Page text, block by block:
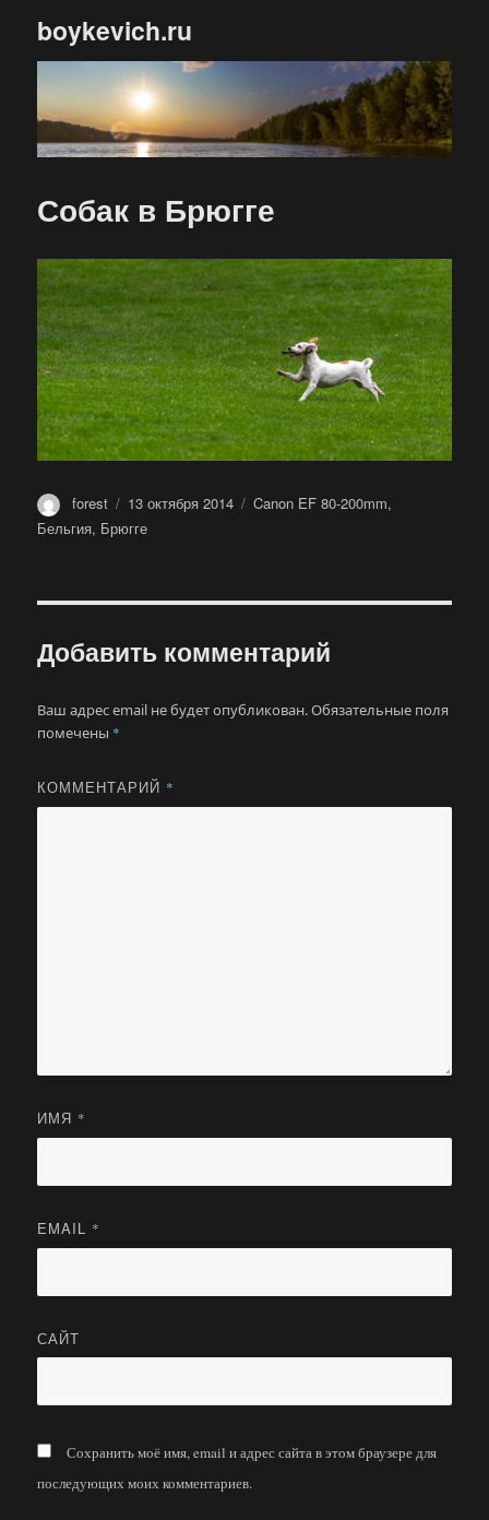
boykevich.ru
Собак в Брюгге
Автор
forest Опубликовано
13 октября 2014 Метки
Canon EF 80-200mm,
Бельгия, Брюгге
Добавить комментарий
Ваш адрес email не будет опубликован.Обязательные поля
помечены *
КОММЕНТАРИЙ *
ИМЯ *
EMAIL *
САЙТ
Сохранить моё имя, email и адрес сайта в этом браузере для
последующих моих комментариев.